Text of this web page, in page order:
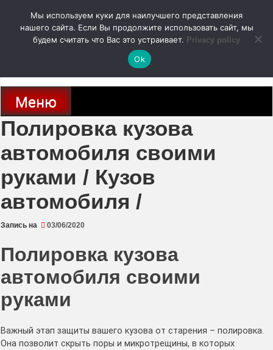
содержимому
autodoc24.ru
Новости про современные автомобили и не только, новинки зарубежного
и отечественного автопрома
Меню
Полировка кузова
автомобиля своими
руками / Кузов
автомобиля /
Запись на 03/06/2020
Полировка кузова
автомобиля своими
руками
Важный этап защиты вашего кузова от старения – полировка.
Она позволит скрыть поры и микротрещины, в которых
Мы используем куки для наилучшего представления
нашего сайта. Если Вы продолжите использовать сайт, мы
будем считать что Вас это устраивает. Privacy policy
Ok